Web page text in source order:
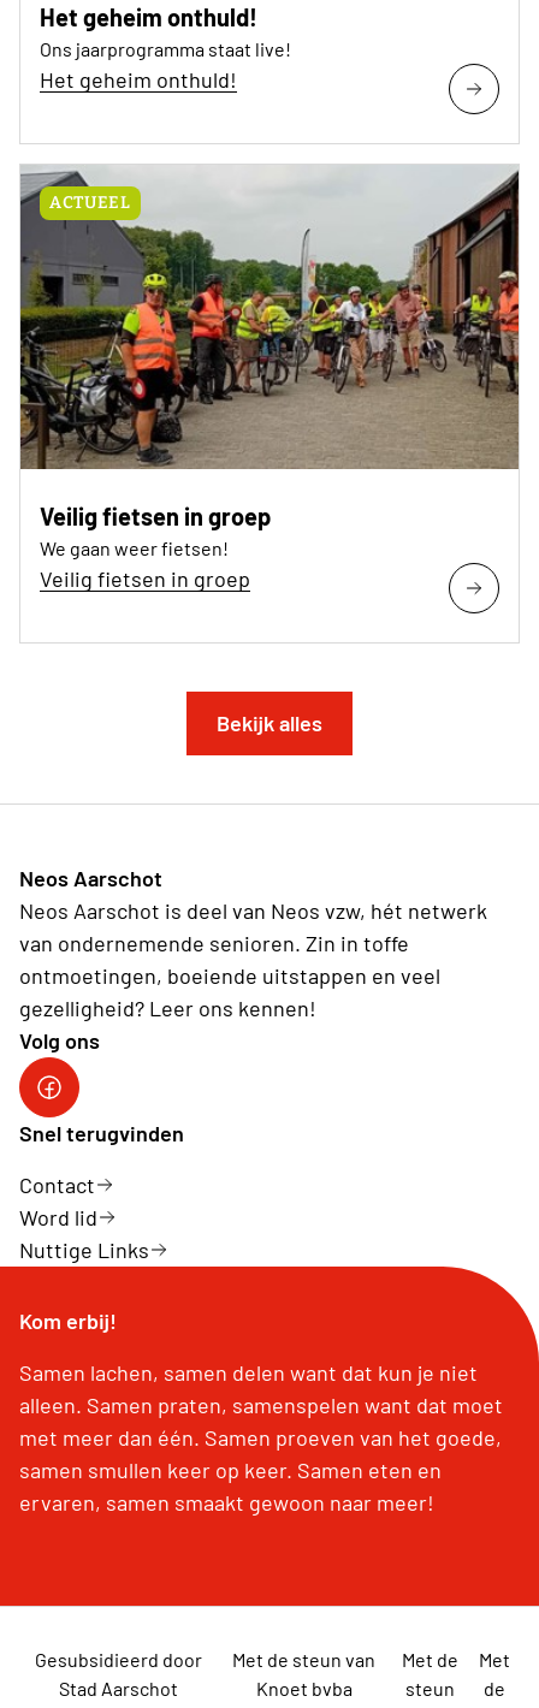
Het geheim onthuld!
Ons jaarprogramma staat live!
Het geheim onthuld!
ACTUEEL
Veilig fietsen in groep
We gaan weer fietsen!
Veilig fietsen in groep
Bekijk alles
Neos Aarschot
Neos Aarschot is deel van Neos vzw, hét netwerk
van ondernemende senioren. Zin in toffe
ontmoetingen, boeiende uitstappen en veel
gezelligheid? Leer ons kennen!
Volg ons
Neos Aarschot
Snel terugvinden
Contact
Word lid
Nuttige Links
Kom erbij!
Samen lachen, samen delen want dat kun je niet
alleen. Samen praten, samenspelen want dat moet
met meer dan één. Samen proeven van het goede,
samen smullen keer op keer. Samen eten en
ervaren, samen smaakt gewoon naar meer!
Gesubsidieerd door
Stad Aarschot
Met de steun van
Knoet bvba
Met de
steun
Met
de